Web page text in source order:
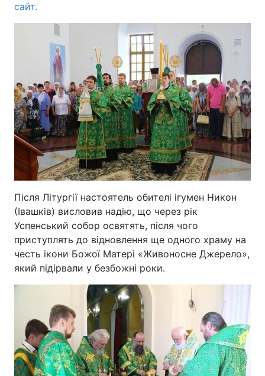
сайт.
Після Літургії настоятель обителі ігумен Никон
(Івашків) висловив надію, що через рік
Успенський собор освятять, після чого
приступлять до відновлення ще одного храму на
честь ікони Божої Матері «Живоносне Джерело»,
який підірвали у безбожні роки.